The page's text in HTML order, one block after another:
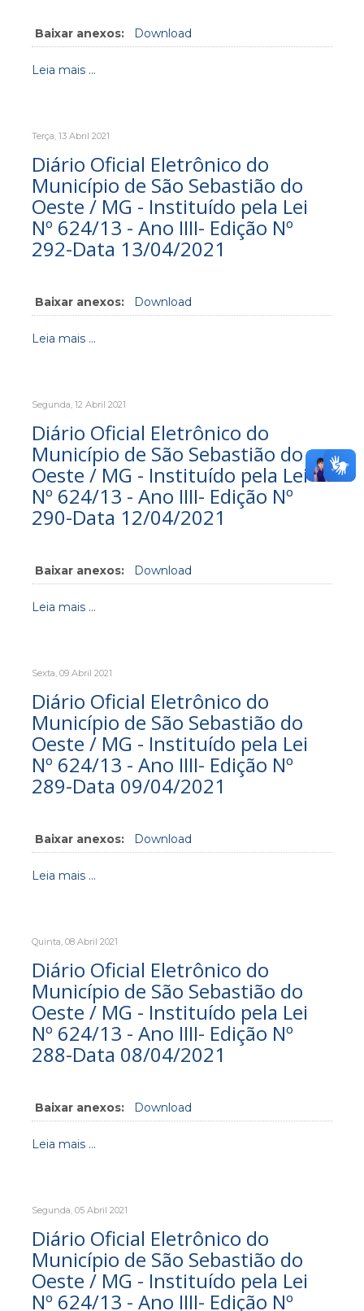
Baixar anexos: Download
Leia mais ...
Terça, 13 Abril 2021
Diário Oficial Eletrônico do
Município de São Sebastião do
Oeste / MG - Instituído pela Lei
Nº 624/13 - Ano IIII- Edição Nº
292-Data 13/04/2021
Baixar anexos: Download
Leia mais ...
Segunda, 12 Abril 2021
Diário Oficial Eletrônico do
Município de São Sebastião do
Oeste / MG - Instituído pela Lei
Nº 624/13 - Ano IIII- Edição Nº
290-Data 12/04/2021
Baixar anexos: Download
Leia mais ...
Sexta, 09 Abril 2021
Diário Oficial Eletrônico do
Município de São Sebastião do
Oeste / MG - Instituído pela Lei
Nº 624/13 - Ano IIII- Edição Nº
289-Data 09/04/2021
Baixar anexos: Download
Leia mais ...
Quinta, 08 Abril 2021
Diário Oficial Eletrônico do
Município de São Sebastião do
Oeste / MG - Instituído pela Lei
Nº 624/13 - Ano IIII- Edição Nº
288-Data 08/04/2021
Baixar anexos: Download
Leia mais ...
Segunda, 05 Abril 2021
Diário Oficial Eletrônico do
Município de São Sebastião do
Oeste / MG - Instituído pela Lei
Nº 624/13 - Ano IIII- Edição Nº